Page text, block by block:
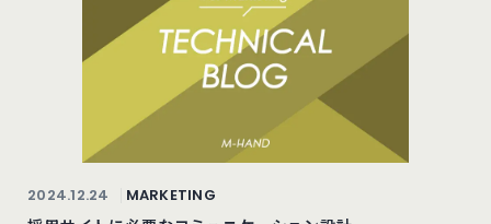
2024.12.24 MARKETING